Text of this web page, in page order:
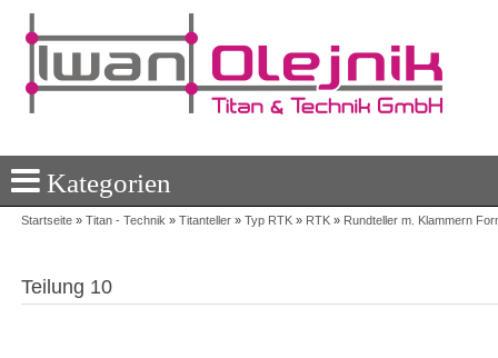
Kategorien
Startseite »Titan - Technik »Titanteller »Typ RTK » RTK » Rundteller m. Klammern
Teilung 10